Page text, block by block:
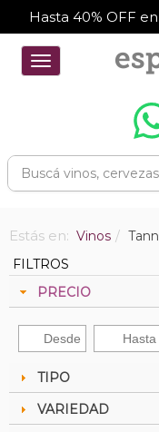
Hasta 40% OFF
Toggle
navigation
Estás en: Vinos
FILTROS
PRECIO
TIPO
VARIEDAD